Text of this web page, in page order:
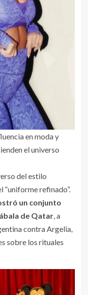
en moda y
el universo
del estilo
refinado”.
un conjunto
de Qatar , a
contra Argelia,
sobre los rituales